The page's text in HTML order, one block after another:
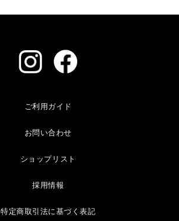
ご利用ガイド
お問い合わせ
ショップリスト
採用情報
特定商取引法に基づく表記